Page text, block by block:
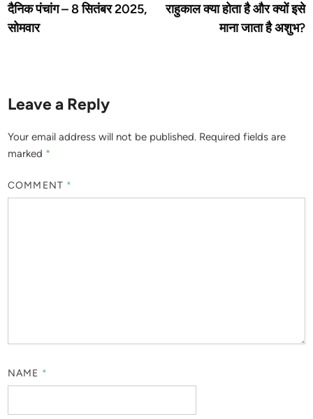
navigation
article:
दैनिक पंचांग – 8 सितंबर 2025,
सोमवार
राहुकाल क्या होता है और क्यों इसे
माना जाता है अशुभ?
Leave a Reply
Your email address will not be published. Required fields are
marked *
COMMENT *
NAME *